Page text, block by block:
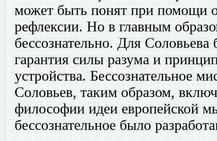
может быть понят при помощи
рефлексии. Но в главным
бессознательно. Для Соловьева
гарантия силы разума и
устройства. Бессознательное
Соловьев, таким образом,
философии идеи европейской
бессознательное было